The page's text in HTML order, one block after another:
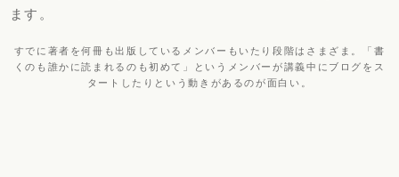
ます。
すでに著者を何冊も出版しているメンバーもいたり段階はさまざま。「書
くのも誰かに読まれるのも初めて」というメンバーが講義中にブログをス
タートしたりという動きがあるのが面白い。